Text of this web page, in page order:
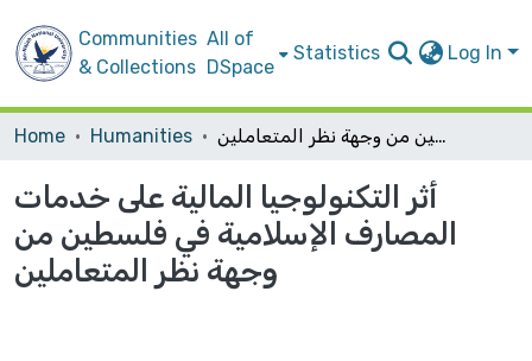
Communities
& Collections
All of
DSpace
Statistics Log In
Home Humanities أثر التكنولوجيا المالية على خدمات المصارف الإسلامية في فلسطين من وجهة نظر المتعاملين
أثر التكنولوجيا المالية على خدمات
المصارف الإسلامية في فلسطين من
وجهة نظر المتعاملين